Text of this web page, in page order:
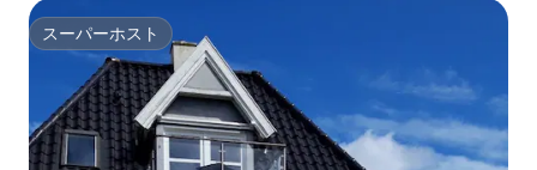
スーパーホスト
スーパーホスト